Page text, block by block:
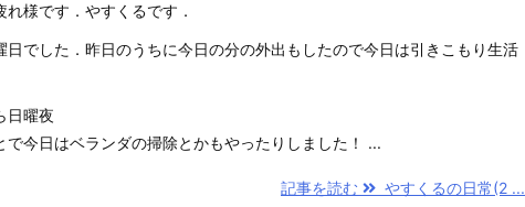
れ様です．やすくるです．
日でした．昨日のうちに今日の分の外出もしたので今日は引きこもり生活
日曜夜
で今日はベランダの掃除とかもやったりしました！ ...
記事を読む やすくるの日常(2 ...